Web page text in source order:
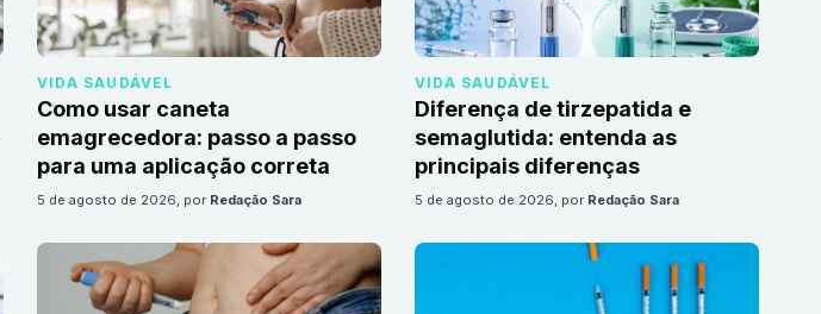
VIDA SAUDÁVEL
Como usar caneta
emagrecedora: passo a passo
para uma aplicação correta
5 de agosto de 2026, por Redação Sara
VIDA SAUDÁVEL
Diferença de tirzepatida e
semaglutida: entenda as
principais diferenças
5 de agosto de 2026, por Redação Sara